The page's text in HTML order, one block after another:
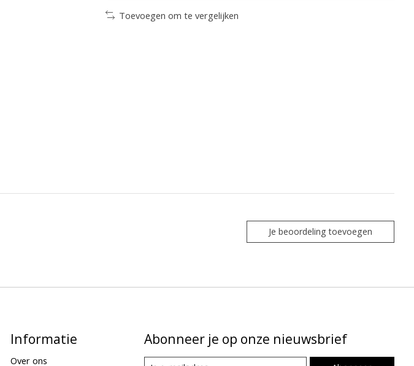
Toevoegen om te vergelijken
Je beoordeling toevoegen
Informatie
Over ons
Abonneer je op onze nieuwsbrief